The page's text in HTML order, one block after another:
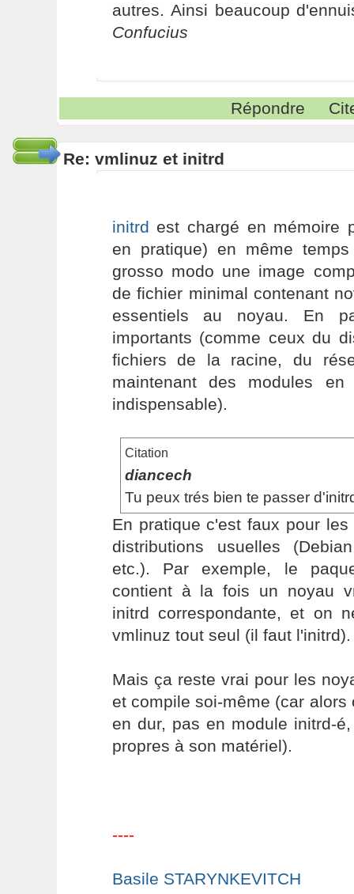
autres. Ainsi beaucoup
Confucius
Répondre
Re: vmlinuz et initrd
initrd est chargé en mémoire
en pratique) en même
grosso modo une image
de fichier minimal contenant
essentiels au noyau. En
importants (comme ceux du
fichiers de la racine, du
maintenant des modules
indispensable).
Citation
diancech
Tu peux trés bien te passer
En pratique c'est faux pour
distributions usuelles
etc.). Par exemple, le
contient à la fois un noyau
initrd correspondante, et on
vmlinuz tout seul (il faut l'initrd).
Mais ça reste vrai pour les
et compile soi-même (car
en dur, pas en module initrd-
propres à son matériel).
----
Basile STARYNKEVITCH